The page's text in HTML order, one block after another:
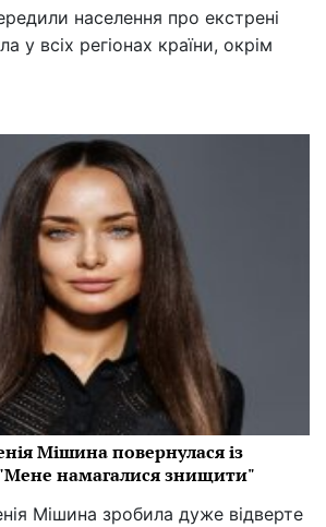
населення про екстрені
у всіх регіонах країни, окрім
Мішина повернулася із
намагалися знищити"
Мішина зробила дуже відверте